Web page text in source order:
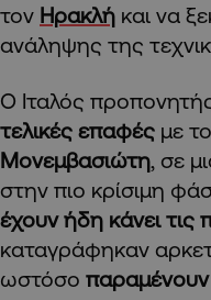
τον Ηρακλή και να
ανάληψης της
Ο Ιταλός
τελικές επαφές με
Μονεμβασιώτη, σε
στην πιο κρίσιμη
έχουν ήδη κάνει τις
καταγράφηκαν
ωστόσο παραμένουν